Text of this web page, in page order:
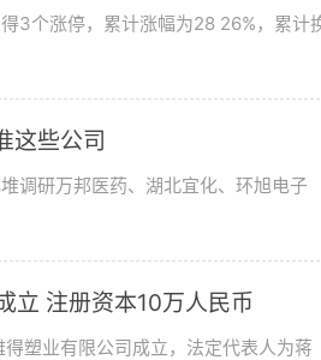
3个涨停，累计涨幅为28 26%，累计
这些公司
调研万邦医药、湖北宜化、环旭电子
立 注册资本10万人民币
塑业有限公司成立，法定代表人为蒋